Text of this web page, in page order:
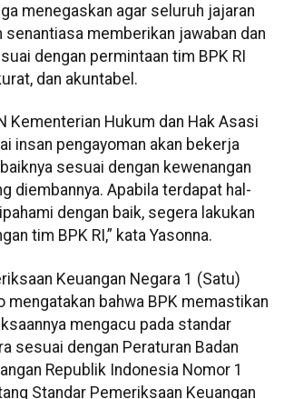
menegaskan agar seluruh jajaran
senantiasa memberikan jawaban dan
dengan permintaan tim BPK RI
dan akuntabel.
Kementerian Hukum dan Hak Asasi
insan pengayoman akan bekerja
sesuai dengan kewenangan
diembannya. Apabila terdapat hal-
dengan baik, segera lakukan
tim BPK RI,” kata Yasonna.
Keuangan Negara 1 (Satu)
mengatakan bahwa BPK memastikan
mengacu pada standar
sesuai dengan Peraturan Badan
Republik Indonesia Nomor 1
Standar Pemeriksaan Keuangan